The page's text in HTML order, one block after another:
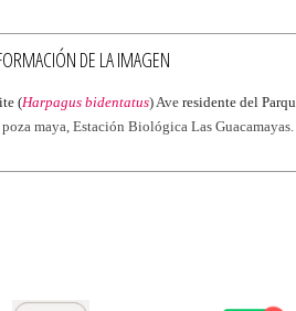
DE LA IMAGEN
(Harpagus bidentatus) Averesidente del
maya, Estación Biológica Las Guacamayas.